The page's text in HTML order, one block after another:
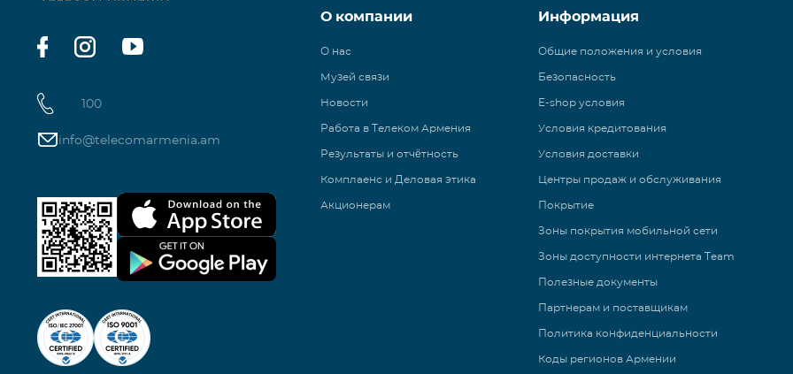
100
info@telecomarmenia.am
О компании
О нас
Музей связи
Новости
Работа в Телеком Армения
Результаты и отчётность
Комплаенс и Деловая этика
Акционерам
Информация
Общие положения и условия
Безопасность
E-shop условия
Условия кредитования
Условия доставки
Центры продаж и обслуживания
Покрытие
Зоны покрытия мобильной сети
Зоны доступности интернета Team
Полезные документы
Партнерам и поставщикам
Политика конфиденциальности
Коды регионов Армении